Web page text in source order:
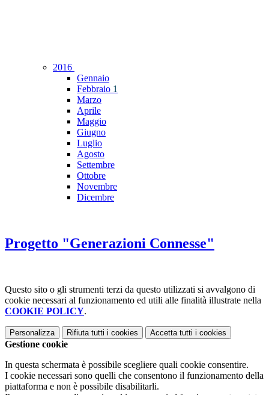
2016
Gennaio
Febbraio 1
Marzo
Aprile
Maggio
Giugno
Luglio
Agosto
Settembre
Ottobre
Novembre
Dicembre
Progetto "Generazioni Connesse"
Questo sito o gli strumenti terzi da questo utilizzati si avvalgono di
cookie necessari al funzionamento ed utili alle finalità illustrate nella
COOKIE POLICY.
Personalizza Rifiuta tutti i cookies Accetta tutti i cookies
Gestione cookie
In questa schermata è possibile scegliere quali cookie consentire.
I cookie necessari sono quelli che consentono il funzionamento della
piattaforma e non è possibile disabilitarli.